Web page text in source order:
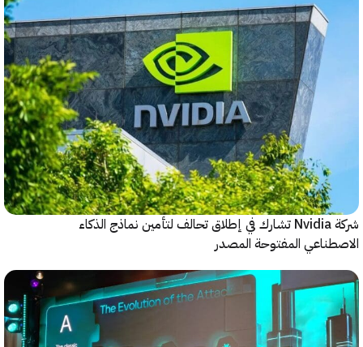
شركة Nvidia تشارك في إطلاق تحالف لتأمين نماذج الذكاء
المفتوحة المصدر